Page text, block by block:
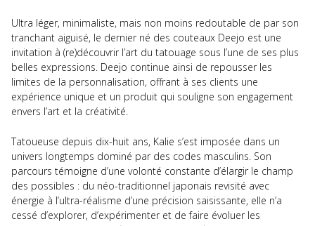
Ultra léger, minimaliste, mais non moins redoutable de par son
tranchant aiguisé, le dernier né des couteaux Deejo est une
invitation à (re)découvrir l’art du tatouage sous l’une de ses plus
belles expressions. Deejo continue ainsi de repousser les
limites de la personnalisation, offrant à ses clients une
expérience unique et un produit qui souligne son engagement
envers l’art et la créativité.
Tatoueuse depuis dix-huit ans, Kalie s’est imposée dans un
univers longtemps dominé par des codes masculins. Son
parcours témoigne d’une volonté constante d’élargir le champ
des possibles : du néo-traditionnel japonais revisité avec
énergie à l’ultra-réalisme d’une précision saisissante, elle n’a
cessé d’explorer, d’expérimenter et de faire évoluer les